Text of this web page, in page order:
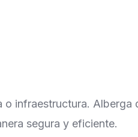
infraestructura. Alberga
segura y eficiente.